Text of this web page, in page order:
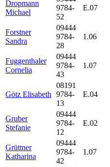
Dropmann
Michael
9784-
52
E.07
Forstner
Sandra
09444
9784-
28
1.06
Fuggenthaler
Cornelia
09444
9784-
43
1.07
Götz Elisabeth
08191
9784-
13
E.04
Gruber
Stefanie
09444
9784-
12
E.02
Grüttner
Katharina
09444
9784-
42
1.07